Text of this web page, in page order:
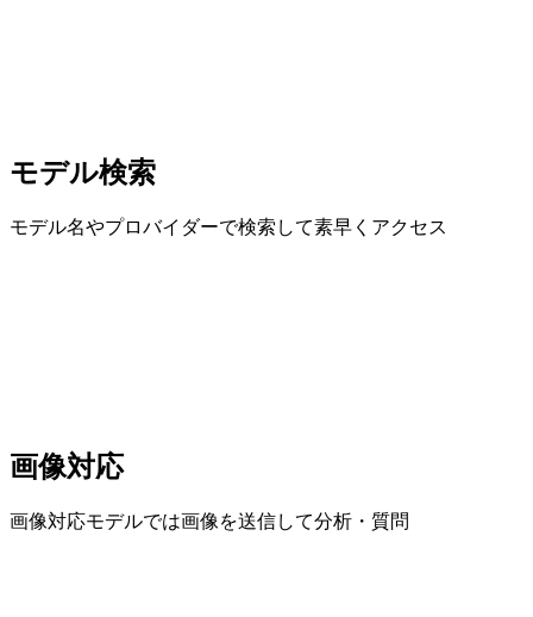
モデル検索
モデル名やプロバイダーで検索して素早くアクセス
画像対応
画像対応モデルでは画像を送信して分析・質問